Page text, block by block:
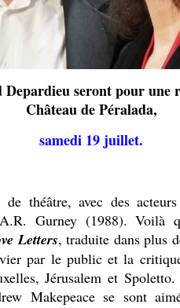
seront pour une
Château de Péralada,
samedi 19 juillet.
de théâtre, avec des
Gurney (1988). Voilà
Letters, traduite dans plus
par le public et la
Jérusalem et
Makepeace se sont